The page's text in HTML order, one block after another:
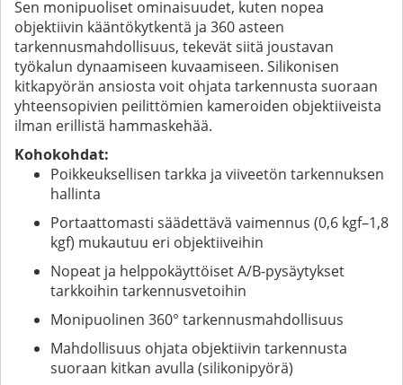
Sen monipuoliset ominaisuudet, kuten nopea
objektiivin kääntökytkentä ja 360 asteen
tarkennusmahdollisuus, tekevät siitä joustavan
työkalun dynaamiseen kuvaamiseen. Silikonisen
kitkapyörän ansiosta voit ohjata tarkennusta suoraan
yhteensopivien peilittömien kameroiden objektiiveista
ilman erillistä hammaskehää.
Kohokohdat:
Poikkeuksellisen tarkka ja viiveetön tarkennuksen
hallinta
Portaattomasti säädettävä vaimennus (0,6 kgf–1,8
kgf) mukautuu eri objektiiveihin
Nopeat ja helppokäyttöiset A/B-pysäytykset
tarkkoihin tarkennusvetoihin
Monipuolinen 360° tarkennusmahdollisuus
Mahdollisuus ohjata objektiivin tarkennusta
suoraan kitkan avulla (silikonipyörä)